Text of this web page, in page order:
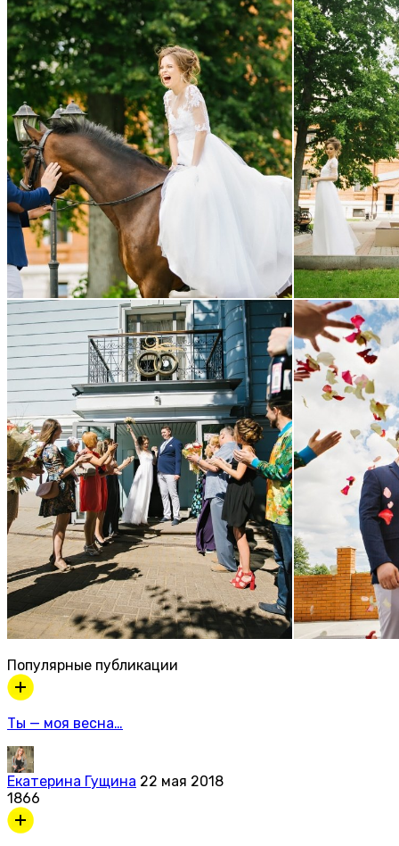
Популярные публикации
Ты — моя весна…
Екатерина Гущина 22 мая 2018
1866